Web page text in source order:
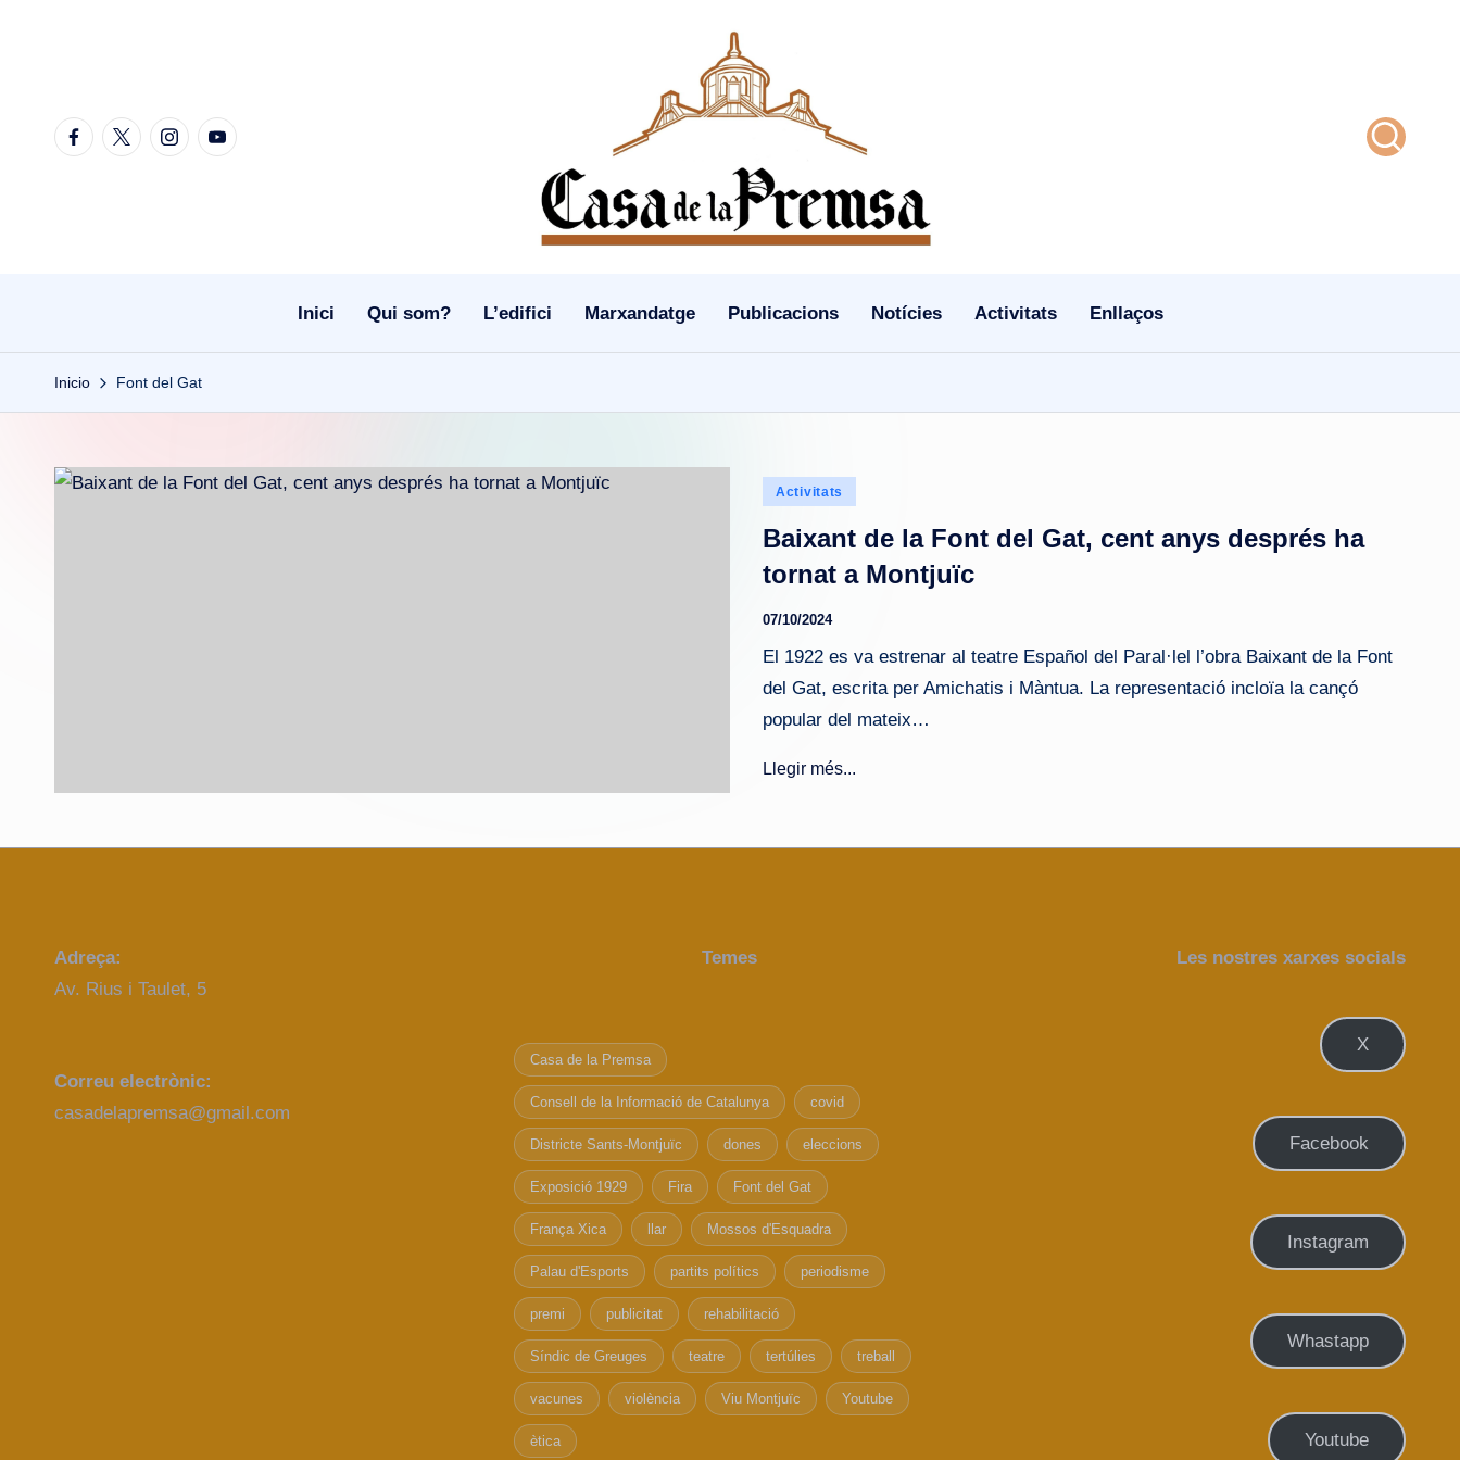
contenido
FacebookTwitterInstagramYoutube
Inici Qui som? L’edifici Marxandatge Publicacions Notícies Activitats Enllaços
Inicio Font del Gat
Publicado
Activitats
Baixant de la Font del Gat, cent anys després ha
tornat a Montjuïc
07/10/2024
El 1922 es va estrenar al teatre Español del Paral·lel l’obra Baixant de la Font
del Gat, escrita per Amichatis i Màntua. La representació incloïa la cançó
popular del mateix…
Llegir més...
Adreça:
Av. Rius i Taulet, 5
Correu electrònic:
casadelapremsa@gmail.com
Temes
Casa de la Premsa
Consell de la Informació de Catalunya covid
Districte Sants-Montjuïc dones eleccions
Exposició 1929 Fira Font del Gat
França Xica llar Mossos d'Esquadra
Palau d'Esports partits polítics periodisme
premi publicitat rehabilitació
Síndic de Greuges teatre tertúlies treball
vacunes violència Viu Montjuïc Youtube
ètica
Les nostres xarxes socials
X
Facebook
Instagram
Whastapp
Youtube